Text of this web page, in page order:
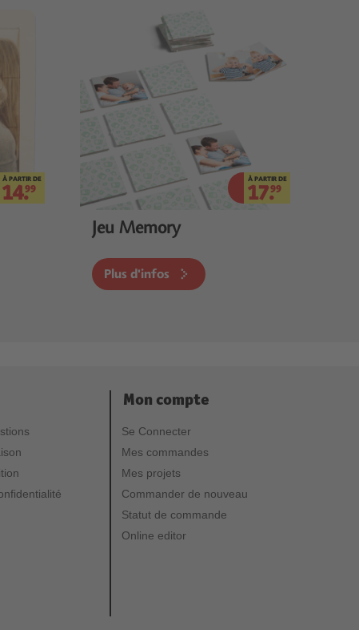
À PARTIR DE
14.99
À PARTIR DE
17.99
Jeu Memory
Plus d'infos
Mon compte
Se Connecter
Mes commandes
Mes projets
Commander de nouveau
Statut de commande
Online editor